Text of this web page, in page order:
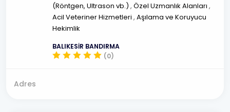
(Röntgen, Ultrason vb.) , Özel Uzmanlık Alanları ,
Acil Veteriner Hizmetleri , Aşılama ve Koruyucu
Hekimlik
BALIKESİR BANDIRMA
(0)
Adres